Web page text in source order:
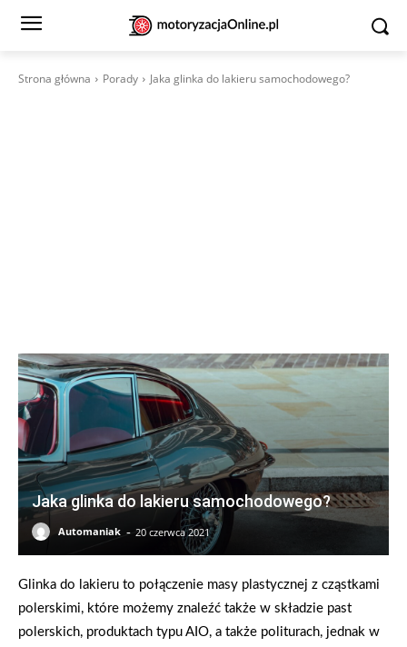
Strona główna Porady Jaka glinka do lakieru samochodowego?
Jaka glinka do lakieru samochodowego?
Automaniak - 20 czerwca 2021
Glinka do lakieru to połączenie masy plastycznej z cząstkami
polerskimi, które możemy znaleźć także w składzie past
polerskich, produktach typu AIO, a także politurach, jednak w